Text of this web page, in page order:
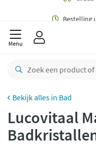
Menu
Bad
Lucovitaal